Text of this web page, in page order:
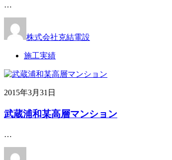
…
株式会社克結電設
施工実績
2015年3月31日
武蔵浦和某高層マンション
…